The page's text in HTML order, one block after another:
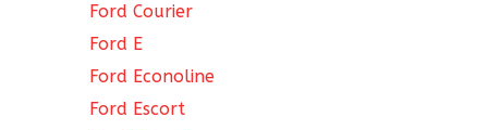
Ford Courier
Ford E
Ford Econoline
Ford Escort